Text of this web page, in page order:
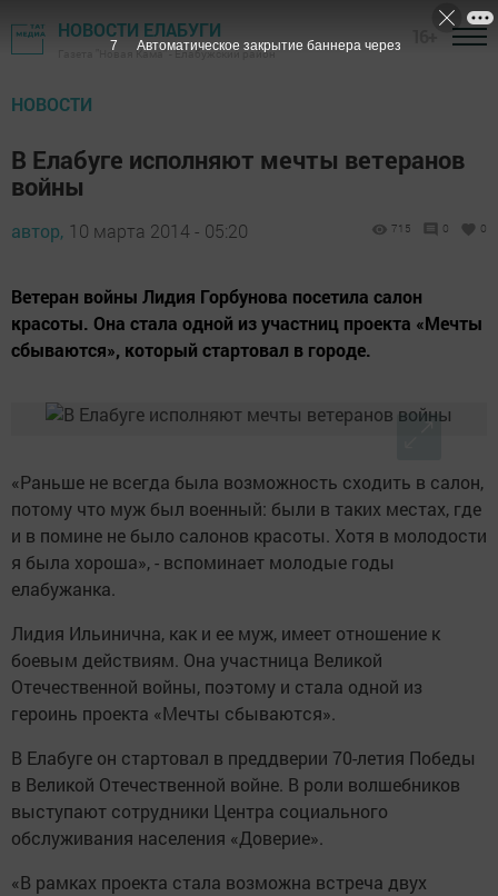
НОВОСТИ ЕЛАБУГИ
Газета "Новая Кама" - Елабужский район
НОВОСТИ
В Елабуге исполняют мечты ветеранов
войны
автор, 10 марта 2014 - 05:20 715 0 0
Ветеран войны Лидия Горбунова посетила салон
красоты. Она стала одной из участниц проекта «Мечты
сбываются», который стартовал в городе.
«Раньше не всегда была возможность сходить в салон,
потому что муж был военный: были в таких местах, где
и в помине не было салонов красоты. Хотя в молодости
я была хороша», - вспоминает молодые годы
елабужанка.
Лидия Ильинична, как и ее муж, имеет отношение к
боевым действиям. Она участница Великой
Отечественной войны, поэтому и стала одной из
героинь проекта «Мечты сбываются».
В Елабуге он стартовал в преддверии 70-летия Победы
в Великой Отечественной войне. В роли волшебников
выступают сотрудники Центра социального
обслуживания населения «Доверие».
«В рамках проекта стала возможна встреча двух
6 Автоматическое закрытие баннера через